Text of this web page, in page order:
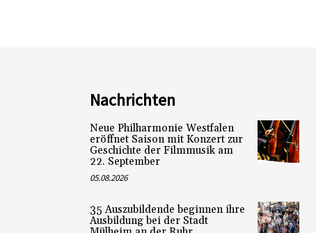
Nachrichten
Neue Philharmonie Westfalen
eröffnet Saison mit Konzert zur
Geschichte der Filmmusik am
22. September
05.08.2026
35 Auszubildende beginnen ihre
Ausbildung bei der Stadt